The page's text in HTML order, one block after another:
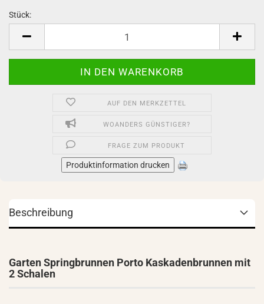
Stück:
AUF DEN MERKZETTEL
WOANDERS GÜNSTIGER?
FRAGE ZUM PRODUKT
Produktinformation drucken
Beschreibung
Garten Springbrunnen Porto Kaskadenbrunnen mit
2 Schalen